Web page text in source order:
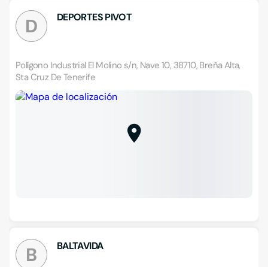
D DEPORTES PIVOT
Polígono Industrial El Molino s/n, Nave 10, 38710, Breña Alta,
Sta Cruz De Tenerife
B BALTAVIDA